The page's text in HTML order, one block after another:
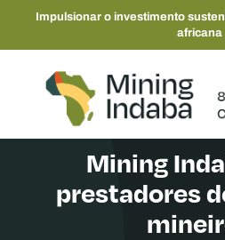
Impulsionar o investimento
africana
Mining
prestadores